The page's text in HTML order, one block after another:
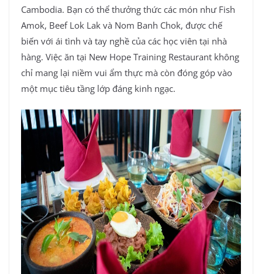
Cambodia. Bạn có thể thưởng thức các món như Fish
Amok, Beef Lok Lak và Nom Banh Chok, được chế
biến với ái tình và tay nghề của các học viên tại nhà
hàng. Việc ăn tại New Hope Training Restaurant không
chỉ mang lại niềm vui ẩm thực mà còn đóng góp vào
một mục tiêu tầng lớp đáng kinh ngạc.